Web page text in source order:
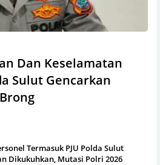
Dan Keselamatan
Sulut Gencarkan
Termasuk PJU Polda Sulut
Dikukuhkan, Mutasi Polri 2026